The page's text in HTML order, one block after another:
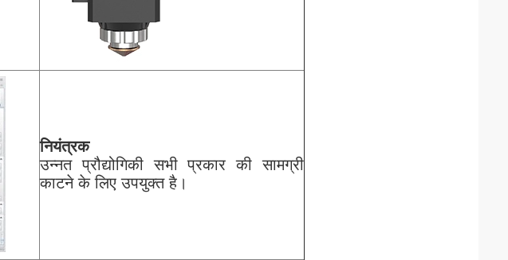
नियंत्रक
उन्नत प्रौद्योगिकी सभी प्रकार की सामग्री
काटने के लिए उपयुक्त है।